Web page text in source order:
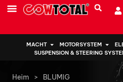
MACHT MOTORSYSTEM
SUSPENSION & STEERING
Heim > BLUMIG